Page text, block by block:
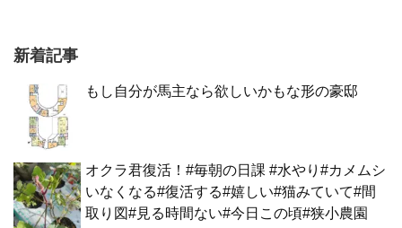
新着記事
もし自分が馬主なら欲しいかもな形の豪邸
オクラ君復活！#毎朝の日課 #水やり#カメムシ
いなくなる#復活する#嬉しい#猫みていて#間
取り図#見る時間ない#今日この頃#狭小農園